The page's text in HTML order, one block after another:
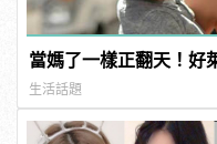
當媽了一樣正翻天！好
生活話題